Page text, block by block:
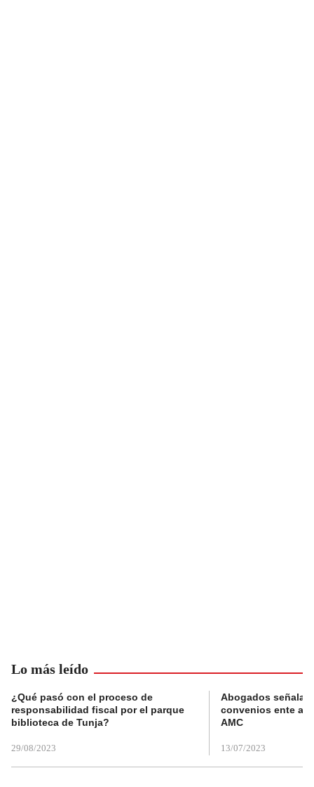
Lo más leído
¿Qué pasó con el proceso de
responsabilidad fiscal por el parque
biblioteca de Tunja?
29/08/2023
Abogados
convenios ente
AMC
13/07/2023